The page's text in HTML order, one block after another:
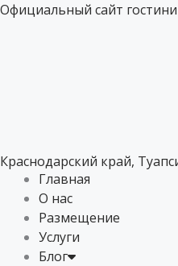
Перейти
Официальный сайт
Краснодарский край,
Главная
О нас
Размещение
Услуги
Блог